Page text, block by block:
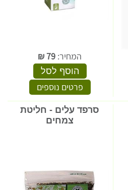
המחיר: 79
₪
הוסף לסל
פרטים נוספים
סרפד עלים - חליטת
צמחים